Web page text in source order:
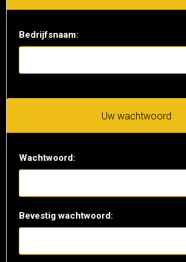
Bedrijfsnaam:
Uw wachtwoord
Wachtwoord:
Bevestig wachtwoord: